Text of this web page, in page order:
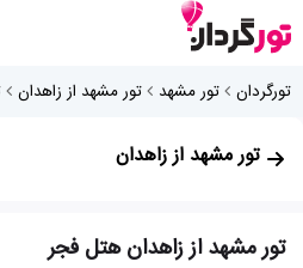
تورگردان تور مشهد تور مشهد از زاهدان
تور مشهد از زاهدان
تور مشهد از زاهدان هتل فجر